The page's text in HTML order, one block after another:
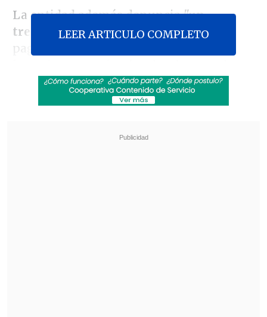
La entidad además denuncia"un
tremendo negocio"tras incumplir el
pago de dineros en medio de acciones
privados con las exitosas producciones.
Chappell Roan anuncia show benéfico en
LEER ARTICULO COMPLETO